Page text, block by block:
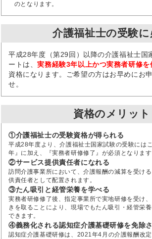
のとなります。
介護福祉士の受験に
平成28年度（第29回）以降の介護福祉士国
ートは、実務経験3年以上かつ実務者研修を
資格になります。ご希望の方はお早めにお
せ。
資格のメリット
①介護福祉士の受験資格が得られる
平成28年度より、介護福祉士国家試験の受験には
年』に加え、『実務者研修修了』が必須となります
②サービス提供責任者になれる
訪問介護事業所において、介護報酬の減算を受け
供責任者として配置されます。
③たん吸引と経管栄養を学べる
実務者研修修了後、指定事業所で実地研修を受け
きを取ることにより、現場でもたん吸引・経管栄
できます。
④義務化される認知症介護基礎研修を免除
認知症介護基礎研修は、2021年4月の介護報酬改